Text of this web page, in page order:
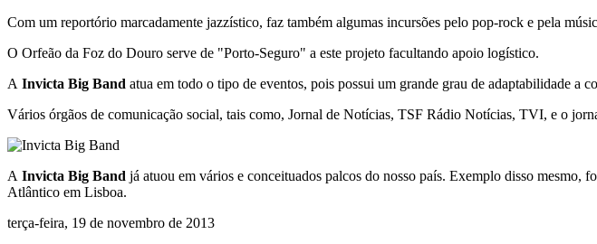
Com um reportório marcadamente jazzístico, faz também algumas incursões pelo pop-rock e pela
O Orfeão da Foz do Douro serve de "Porto-Seguro" a este projeto facultando apoio logístico.
A Invicta Big Band atua em todo o tipo de eventos, pois possui um grande grau de adaptabilidade a
Vários órgãos de comunicação social, tais como, Jornal de Notícias, TSF Rádio Notícias, TVI, e o
A Invicta Big Band já atuou em vários e conceituados palcos do nosso país. Exemplo disso
Atlântico em Lisboa.
terça-feira, 19 de novembro de 2013